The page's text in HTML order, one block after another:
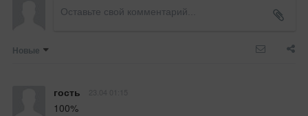
Новые
гость
100%